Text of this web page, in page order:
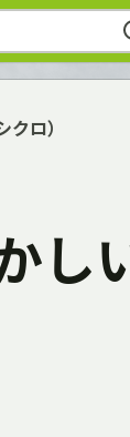
ロ）
し